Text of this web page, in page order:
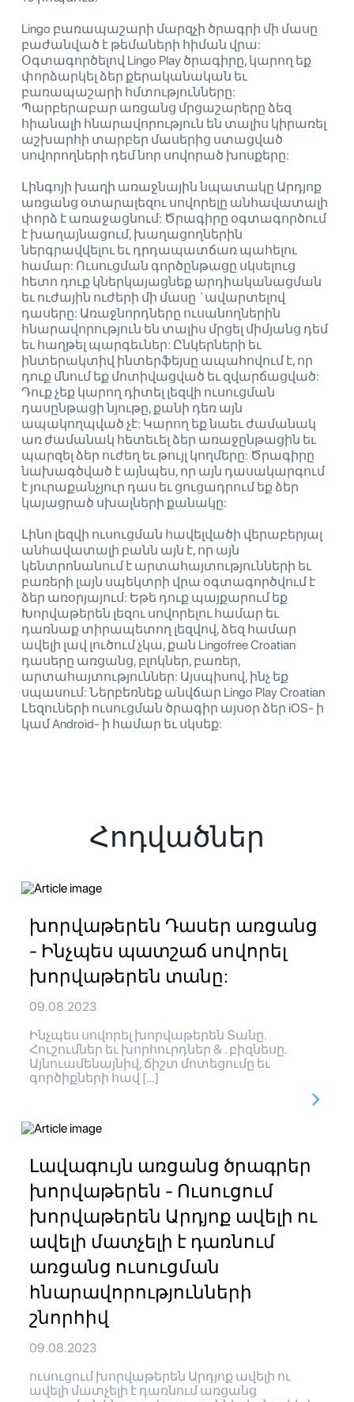
Lingo բառապաշարի մարզչի ծրագրի մի մասը
բաժանված է թեմաների հիման վրա:
Օգտագործելով Lingo Play ծրագիրը, կարող եք
փորձարկել ձեր քերականական եւ
բառապաշարի հմտությունները:
Պարբերաբար առցանց մրցաշարերը ձեզ
հիանալի հնարավորություն են տալիս կիրառել
աշխարհի տարբեր մասերից ստացված
սովորողների դեմ նոր սովորած խոսքերը:
Լինգոյի խաղի առաջնային նպատակը Արդյոք
առցանց օտարալեզու սովորելը անհավատալի
փորձ է առաջացնում: Ծրագիրը օգտագործում
է խաղայնացում, խաղացողներին
ներգրավվելու եւ դրդապատճառ պահելու
համար: Ուսուցման գործընթացը սկսելուց
հետո դուք կներկայացնեք արդիականացման
եւ ուժային ուժերի մի մասը `ավարտելով
դասերը: Առաջնորդները ուսանողներին
հնարավորություն են տալիս մրցել միմյանց դեմ
եւ հաղթել պարգեւներ: Ընկերների եւ
ինտերակտիվ ինտերֆեյսը ապահովում է, որ
դուք մնում եք մոտիվացված եւ զվարճացված:
Դուք չեք կարող դիտել լեզվի ուսուցման
դասընթացի նյութը, քանի դեռ այն
ապակողպված չէ: Կարող եք նաեւ ժամանակ
առ ժամանակ հետեւել ձեր առաջընթացին եւ
պարզել ձեր ուժեղ եւ թույլ կողմերը: Ծրագիրը
նախագծված է այնպես, որ այն դասակարգում
է յուրաքանչյուր դաս եւ ցուցադրում եք ձեր
կայացրած սխալների քանակը:
Լինո լեզվի ուսուցման հավելվածի վերաբերյալ
անհավատալի բանն այն է, որ այն
կենտրոնանում է արտահայտությունների եւ
բառերի լայն սպեկտրի վրա օգտագործվում է
ձեր առօրյայում: Եթե ​​դուք պայքարում եք
Խորվաթերեն լեզու սովորելու համար եւ
դառնաք տիրապետող լեզվով, ձեզ համար
ավելի լավ լուծում չկա, քան Lingofree Croatian
դասերը առցանց, բլոկներ, բառեր,
արտահայտություններ: Այսպիսով, ինչ եք
սպասում: Ներբեռնեք անվճար Lingo Play Croatian
Լեզուների ուսուցման ծրագիր այսօր ձեր iOS- ի
կամ Android- ի համար եւ սկսեք:
Հոդվածներ
խորվաթերեն Դասեր առցանց
- Ինչպես պատշաճ սովորել
խորվաթերեն տանը:
09.08.2023
Ինչպես սովորել խորվաթերեն Տանը.
Հուշումներ եւ խորհուրդներ & . բիզնեսը.
Այնուամենայնիվ, ճիշտ մոտեցումը եւ
գործիքների հավ […]
Լավագույն առցանց ծրագրեր
խորվաթերեն - Ուսուցում
խորվաթերեն Արդյոք ավելի ու
ավելի մատչելի է դառնում
առցանց ուսուցման
հնարավորությունների
շնորհիվ
09.08.2023
ուսուցում խորվաթերեն Արդյոք ավելի ու
ավելի մատչելի է դառնում առցանց